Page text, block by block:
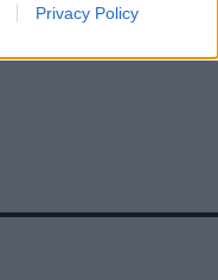
Privacy Policy